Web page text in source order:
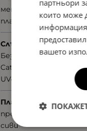
метал
пластмаса
Слънцезащита
Без поляризация
Cat.2
UV400nm
Плаки
преливащи
сиви
партньори
които може
вашето